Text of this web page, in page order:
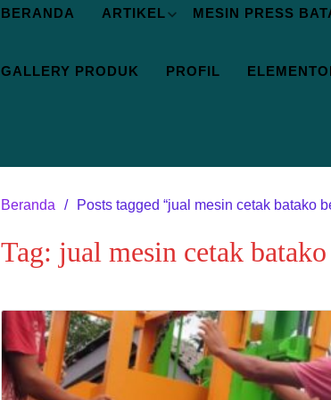
BERANDA ARTIKEL MESIN PRESS
GALLERY PRODUK PROFIL
Beranda Posts tagged “jual mesin cetak batako
Tag: jual mesin cetak